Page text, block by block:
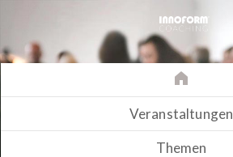
Veranstaltungen
Themen